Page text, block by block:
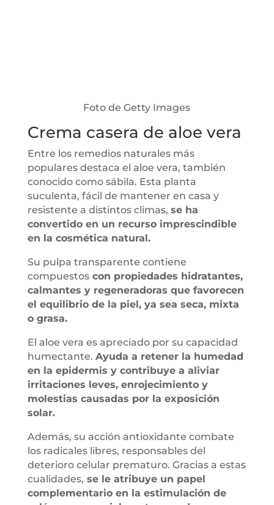
Foto de Getty Images
Crema casera de aloe vera
Entre los remedios naturales más
populares destaca el aloe vera, también
conocido como sábila. Esta planta
suculenta, fácil de mantener en casa y
resistente a distintos climas, se ha
convertido en un recurso imprescindible
en la cosmética natural.
Su pulpa transparente contiene
compuestoscon propiedades hidratantes,
calmantes y regeneradoras que favorecen
el equilibrio de la piel, ya sea seca, mixta
o grasa.
El aloe vera es apreciado por su capacidad
humectante. Ayuda a retener la humedad
en la epidermis y contribuye a aliviar
irritaciones leves, enrojecimiento y
molestias causadas por la exposición
solar.
Además, su acción antioxidante combate
los radicales libres, responsables del
deterioro celular prematuro. Gracias a estas
cualidades, se le atribuye un papel
complementario en la estimulación de